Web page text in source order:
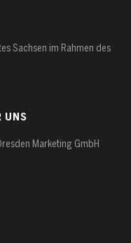
Sachsen im Rahmen des
UNS
Marketing GmbH